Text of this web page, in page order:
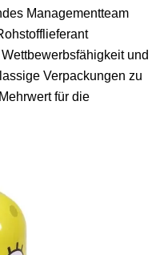
Managementteam
und
Verpackungen zu
für die